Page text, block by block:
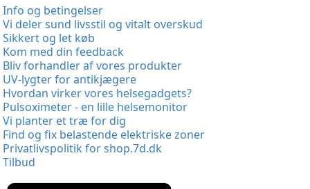
Info og betingelser
Vi deler sund livsstil og vitalt overskud
Sikkert og let køb
Kom med din feedback
Bliv forhandler af vores produkter
UV-lygter for antikjægere
Hvordan virker vores helsegadgets?
Pulsoximeter - en lille helsemonitor
Vi planter et træ for dig
Find og fix belastende elektriske zoner
Privatlivspolitik for shop.7d.dk
Tilbud